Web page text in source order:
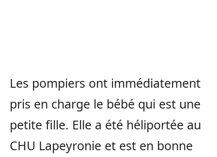
Les pompiers ont immédiatement
pris en charge le bébé qui est une
petite fille. Elle a été héliportée au
CHU Lapeyronie et est en bonne